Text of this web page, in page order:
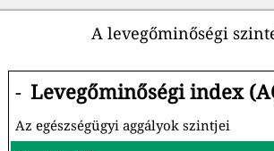
A levegőminőségi
- Levegőminőségi index
Az egészségügyi aggályok szintjei